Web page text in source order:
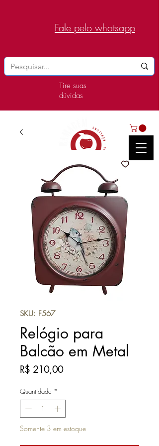
Fale pelo whatsapp
Tire suas
dúvidas
SKU: F567
Relógio para
Balcão em Metal
R$ 210,00Preço
Quantidade *
Somente 3 em estoque